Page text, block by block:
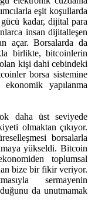
eşit koşullarda
kadar, dijital para
insan dijitalleşen
açar. Borsalarda da
birlikte, bitcoinlerin
olan kişi dahi cebindeki
borsa sistemine
yapılanma
daha üst seviyede
olmaktan çıkıyor.
borsalarla
yükseldi. Bitcoin
toplumsal
bize bir fikir veriyor.
sermayenin
da unutmamak